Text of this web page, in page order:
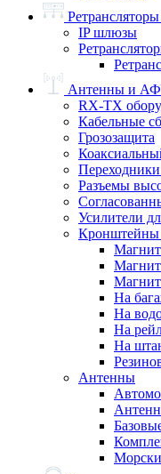
IP шлюзы
Антенны и
RX-TX
Кабельные
Грозозащита
Разъемы
Усилители
Кронштейны
На
На
На
На
Антенны